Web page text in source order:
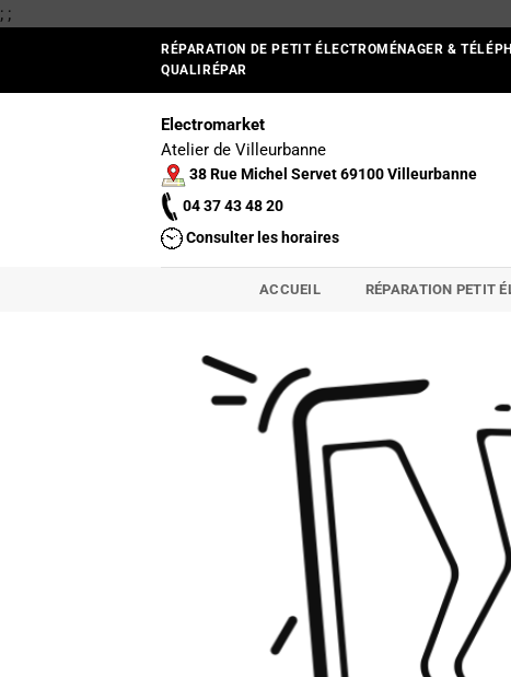
; ;Passer
RÉPARATION DE PETIT ÉLECTROMÉNAGER &
QUALIRÉPAR
Electromarket
Atelier de Villeurbanne
38 Rue Michel Servet 69100 Villeurbanne
04 37 43 48 20
Consulter les horaires
ACCUEIL RÉPARATION PETIT